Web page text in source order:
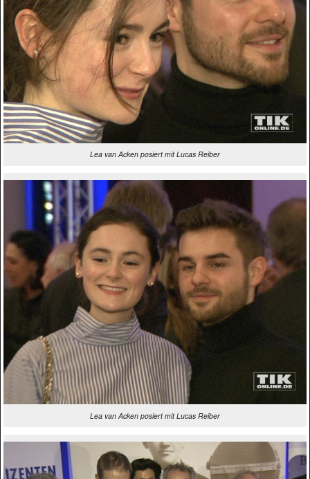
Lea van Acken posiert mit Lucas Reiber
Lea van Acken posiert mit Lucas Reiber